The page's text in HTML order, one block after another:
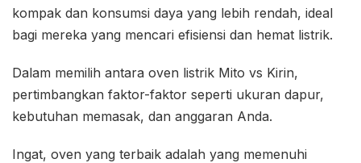
kompak dan konsumsi daya yang lebih rendah, ideal
bagi mereka yang mencari efisiensi dan hemat listrik.
Dalam memilih antara oven listrik Mito vs Kirin,
pertimbangkan faktor-faktor seperti ukuran dapur,
kebutuhan memasak, dan anggaran Anda.
Ingat, oven yang terbaik adalah yang memenuhi